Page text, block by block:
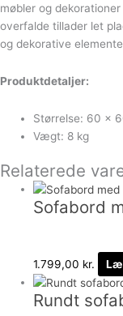
møbler og
overfalde tillader let
og dekorative
Produktdetaljer:
Størrelse: 60 x
Vægt: 8 kg
Relaterede
Sofabord
1.799,00 kr.
Rundt